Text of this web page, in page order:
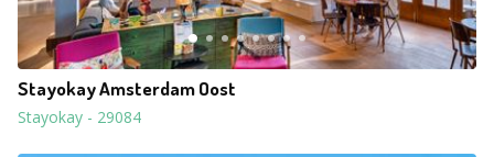
Stayokay Amsterdam Oost
Stayokay - 29084